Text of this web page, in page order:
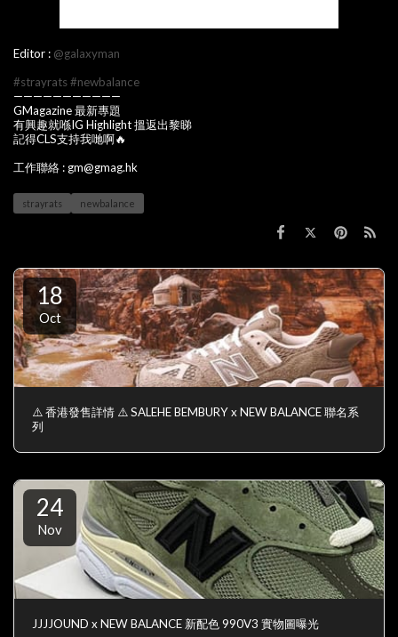
Editor : @galaxyman
#strayrats#newbalance
———————————
GMagazine 最新專題
有興趣就喺IG Highlight 搵返出黎睇
記得CLS支持我哋啊🔥
工作聯絡 : gm@gmag.hk
strayrats newbalance
18
Oct
⚠️ 香港發售詳情 ⚠️ SALEHE BEMBURY x NEW BALANCE 聯名系
列
24
Nov
JJJJOUND x NEW BALANCE 新配色 990V3 實物圖曝光